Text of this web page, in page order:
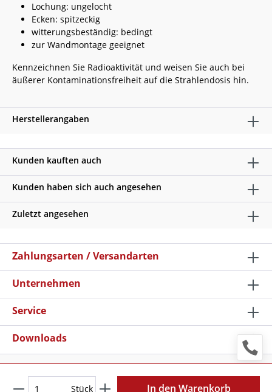
Stück In den Warenkorb
Lochung: ungelocht
Ecken: spitzeckig
witterungsbeständig: bedingt
zur Wandmontage geeignet
Kennzeichnen Sie Radioaktivität und weisen Sie auch bei
äußerer Kontaminationsfreiheit auf die Strahlendosis hin.
Herstellerangaben
Kunden kauften auch
Kunden haben sich auch angesehen
Zuletzt angesehen
Zahlungsarten / Versandarten
Unternehmen
Service
Downloads
Versandkosten
, wenn nicht anders beschrieben